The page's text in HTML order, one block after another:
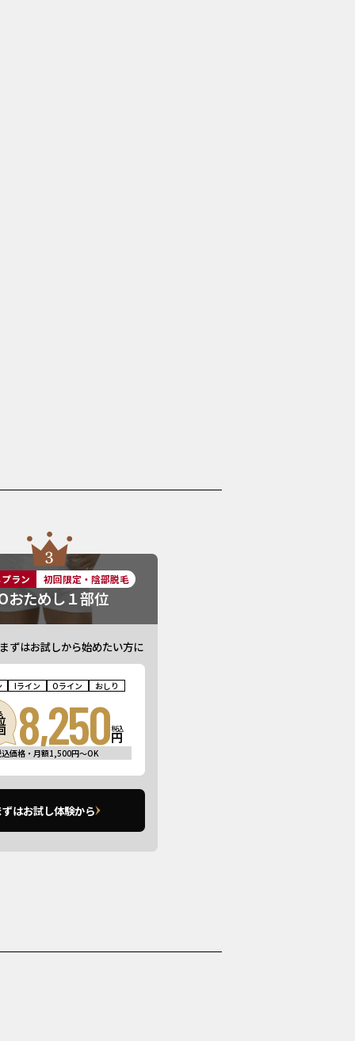
ラン 初回限定・陰部脱毛
おためし１部位
ずはお試しから始めたい方に
Iライン Oライン おしり
8,250円
税込
価格・月額1,500円〜OK
はお試し体験から